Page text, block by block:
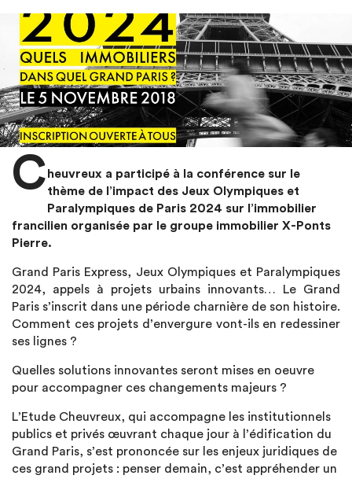
C heuvreux a participé à la conférence sur le
thème de l’impact des Jeux Olympiques et
Paralympiques de Paris 2024 sur l’immobilier
francilien organisée par le groupe immobilier X-Ponts
Pierre.
Grand Paris Express, Jeux Olympiques et Paralympiques
2024, appels à projets urbains innovants… Le Grand
Paris s’inscrit dans une période charnière de son histoire.
Comment ces projets d’envergure vont-ils en redessiner
ses lignes ?
Quelles solutions innovantes seront mises en oeuvre
pour accompagner ces changements majeurs ?
L’Etude Cheuvreux, qui accompagne les institutionnels
publics et privés œuvrant chaque jour à l’édification du
Grand Paris, s’est prononcée sur les enjeux juridiques de
ces grand projets : penser demain, c’est appréhender un